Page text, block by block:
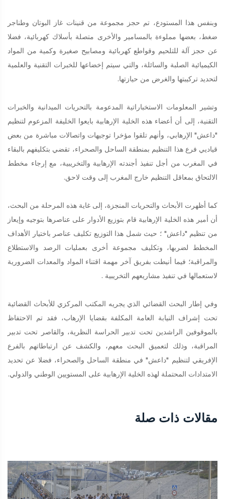
وبنفس هذا المستودع، تم حجز مجموعة من قنينات غاز البوتان وطناجر
ضغط، بعضها مملوءة بالمسامير والأخرى متصلة بأسلاك كهربائية، فضلا
عن حجز آلة للتلحيم وقواطع كهربائية ومصابيح صغيرة وكمية من المواد
الكيميائية الصلبة والسائلة، والتي سيتم إخضاعها للخبرات التقنية والعلمية
لتحديد تركيبتها والغرض من حيازتها.
وتشير المعلومات الاستخباراتية المدعومة بالتحريات الميدانية والخبرات
التقنية، إلى أن أعضاء هذه الخلية الإرهابية بايعوا الخليفة المزعوم لتنظيم
"داعش" الإرهابي، وأنهم تلقوا مؤخرا توجيهات واتصالات مباشرة من بعض
قياديي فرع هذا التنظيم بمنطقة الساحل والصحراء، تقضي بتكليفهم بالبقاء
في المغرب من أجل تنفيذ أجندته الإرهابية والتخريبية، مع إرجاء مخطط
الالتحاق بمعاقل التنظيم خارج المغرب إلى وقت لاحق.
كما أظهرت الأبحاث والتحريات المنجزة، إلى غاية هذه المرحلة من البحث،
أن أمير هذه الخلية الإرهابية قام بتوزيع الأدوار على عناصرها بتوجيه وإيعاز
من تنظيم "داعش" ؛ حيث شمل هذا التوزيع تكليف عناصر باختيار الأهداف
المخطط لضربها، وتكليف مجموعة أخرى بعمليات الرصد والاستطلاع
والمراقبة؛ فيما أنيطت بفريق آخر مهمة اقتناء المواد والمعدات الضرورية
لاستعمالها في تنفيذ مشاريعهم التخريبية .
وفي إطار البحث القضائي الذي يجريه المكتب المركزي للأبحاث القضائية
تحت إشراف النيابة العامة المكلفة بقضايا الإرهاب، فقد تم الاحتفاظ
بالموقوفين الراشدين تحت تدبير الحراسة النظرية، والقاصر تحت تدبير
المراقبة، وذلك لتعميق البحث معهم، والكشف عن ارتباطاتهم بالفرع
الإفريقي لتنظيم "داعش" في منطقة الساحل والصحراء، فضلا عن تحديد
الامتدادات المحتملة لهذه الخلية الإرهابية على المستويين الوطني والدولي.
مقالات ذات صلة